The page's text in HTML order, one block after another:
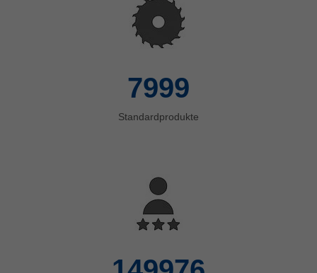
8000
Standardprodukte